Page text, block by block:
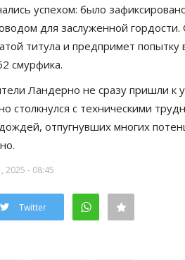
успехом: было
для заслуженной
титула и предпримет
смурфика.
Ландерно не сразу пришли к
столкнулся с техническими
отпугнувших многих
2025 - 08:45
Twitter